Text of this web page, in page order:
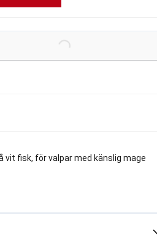
fisk, för valpar med känslig mage
Loading...